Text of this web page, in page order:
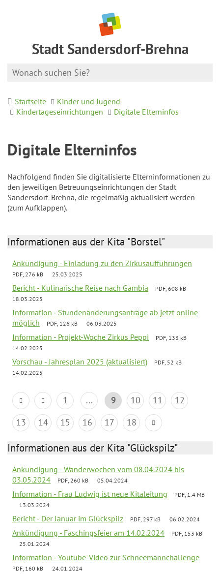
Stadt Sandersdorf-Brehna
Startseite
Kinder und Jugend
Kindertageseinrichtungen
Digitale Elterninfos
Digitale Elterninfos
Nachfolgend finden Sie digitalisierte Elterninformationen zu
den jeweiligen Betreuungseinrichtungen der Stadt
Sandersdorf-Brehna, die regelmäßig aktualisiert werden
(zum Aufklappen).
Informationen aus der Kita "Borstel"
Ankündigung - Einladung zu den Zirkusaufführungen
PDF, 276 kB 25.03.2025
Bericht - Kulinarische Reise nach Gambia
PDF, 608 kB
18.03.2025
Information - Stundenänderungsanträge ab jetzt online
möglich
PDF, 126 kB 06.03.2025
Information - Projekt-Woche Zirkus Peppi
PDF, 133 kB
14.02.2025
Vorschau - Jahresplan 2025 (aktualisiert)
PDF, 52 kB
14.02.2025
1 ... 9 10 11
12
13
14 15 16 17 18
Informationen aus der Kita "Glückspilz"
Ankündigung - Wanderwochen vom 08.04.2024 bis
03.05.2024
PDF, 260 kB 05.04.2024
Information - Frau Ludwig ist neue Kitaleitung
PDF, 1.4 MB
13.03.2024
Bericht - Der Januar im Glückspilz PDF, 297 kB 06.02.2024
Ankündigung - Faschingsfeier am 14.02.2024
PDF, 153 kB
25.01.2024
Information - Youtube-Video zur Schneemannchallenge
PDF, 160 kB 24.01.2024